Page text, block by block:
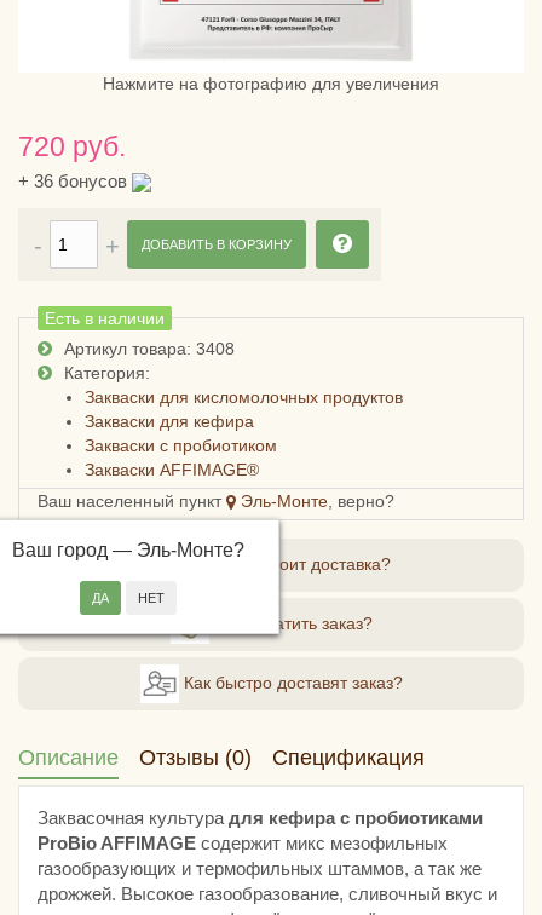
Нажмите на фотографию для увеличения
720 руб.
+ 36 бонусов
Есть в наличии
Артикул товара: 3408
Категория:
Закваски для кисломолочных продуктов
Закваски для кефира
Закваски с пробиотиком
Закваски AFFIMAGE®
Ваш населенный пункт
Эль-Монте , верно?
Ваш город — Эль-Монте?
ДОБАВИТЬ В КОРЗИНУ
Сколько стоит доставка?
Как оплатить заказ?
Как быстро доставят заказ?
Описание Отзывы (0) Спецификация
Заквасочная культура для кефира с пробиотиками
ProBio AFFIMAGE содержит микс мезофильных
газообразующих и термофильных штаммов, а так же
дрожжей. Высокое газообразование, сливочный вкус и